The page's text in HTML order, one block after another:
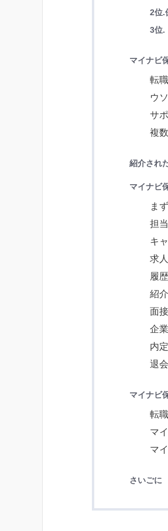
2位.
3位.
マイナビ
転
ウ
サ
複
紹介され
マイナビ
ま
担
キ
求
履
紹
面
企
内
退
マイナビ
転
マ
マ
さいごに